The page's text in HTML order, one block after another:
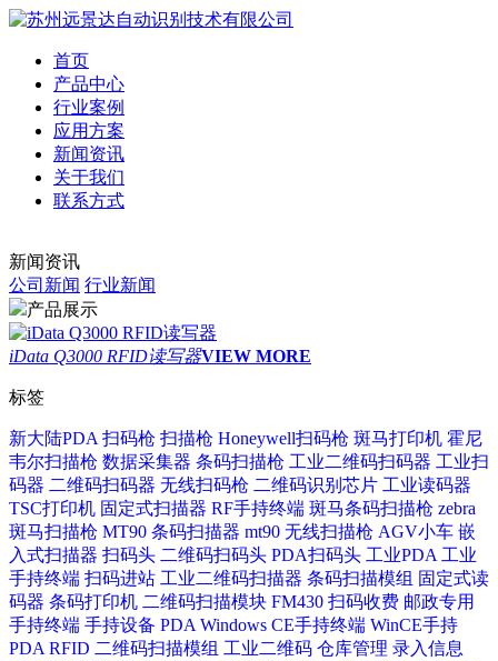
首页
产品中心
行业案例
应用方案
新闻资讯
关于我们
联系方式
新闻资讯
公司新闻 行业新闻
产品展示
iData Q3000 RFID读写器VIEW MORE
标签
新大陆PDA 扫码枪 扫描枪 Honeywell扫码枪 斑马打印机 霍尼
韦尔扫描枪 数据采集器 条码扫描枪 工业二维码扫码器 工业扫
码器 二维码扫码器 无线扫码枪 二维码识别芯片 工业读码器
TSC打印机 固定式扫描器 RF手持终端 斑马条码扫描枪 zebra
斑马扫描枪 MT90 条码扫描器 mt90 无线扫描枪 AGV小车 嵌
入式扫描器 扫码头 二维码扫码头 PDA扫码头 工业PDA 工业
手持终端 扫码进站 工业二维码扫描器 条码扫描模组 固定式读
码器 条码打印机 二维码扫描模块 FM430 扫码收费 邮政专用
手持终端 手持设备 PDA Windows CE手持终端 WinCE手持
PDA RFID 二维码扫描模组 工业二维码 仓库管理 录入信息